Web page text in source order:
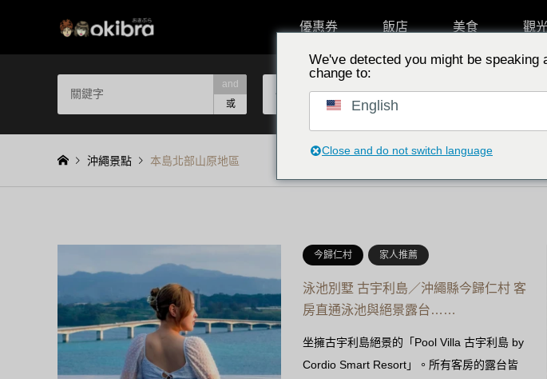
優惠券 飯店 美食 觀
and
或
依地區選擇 依特點選擇
沖繩景點 本島北部山原地區
今歸仁村 家人推薦
泳池別墅 古宇利島／沖繩縣今歸仁村 客
房直通泳池與絕景露台……
坐擁古宇利島絕景的「Pool Villa 古宇利島 by
Cordio Smart Resort」。所有客房的露台皆
We've detected you might be speaking
change to:
English
Close and do not switch language